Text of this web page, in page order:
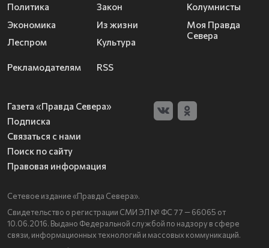
Политика
Экономика
Леспром
Закон
Из жизни
Культура
Колумнисты
Моя Правда
Севера
Рекламодателям RSS
Газета «Правда Севера»
Подписка
Связаться с нами
Поиск по сайту
Правовая информация
Сетевое издание «Правда Севера».
Свидетельство о регистрации СМИ ЭЛ № ФС 77 — 66065 от
10.06.2016. Выдано Федеральной службой по надзору в сфере
связи, информационных технологий и массовых коммуникаций.